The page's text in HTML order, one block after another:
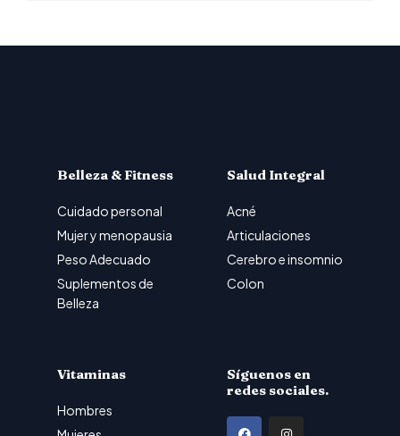
Belleza & Fitness
Cuidado personal
Mujer y menopausia
Peso Adecuado
Suplementos de
Belleza
Salud Integral
Acné
Articulaciones
Cerebro e insomnio
Colon
Vitaminas
Hombres
Síguenos en
redes sociales.
F I